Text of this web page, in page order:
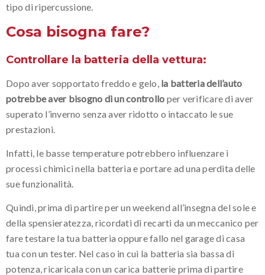
tipo di ripercussione.
Cosa bisogna fare?
Controllare la batteria della vettura:
Dopo aver sopportato freddo e gelo, la batteria dell’auto
potrebbe aver bisogno di un controllo per verificare di aver
superato l’inverno senza aver ridotto o intaccato le sue
prestazioni.
Infatti, le basse temperature potrebbero influenzare i
processi chimici nella batteria e portare ad una perdita delle
sue funzionalità.
Quindi, prima di partire per un weekend all’insegna del sole e
della spensieratezza, ricordati di recarti da un meccanico per
fare testare la tua batteria oppure fallo nel garage di casa
tua con un tester. Nel caso in cui la batteria sia bassa di
potenza, ricaricala con un carica batterie prima di partire